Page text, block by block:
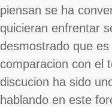
piensan se ha
quicieran enfrentar
desmostrado que
comparacion con el
discucion ha sido
hablando en este